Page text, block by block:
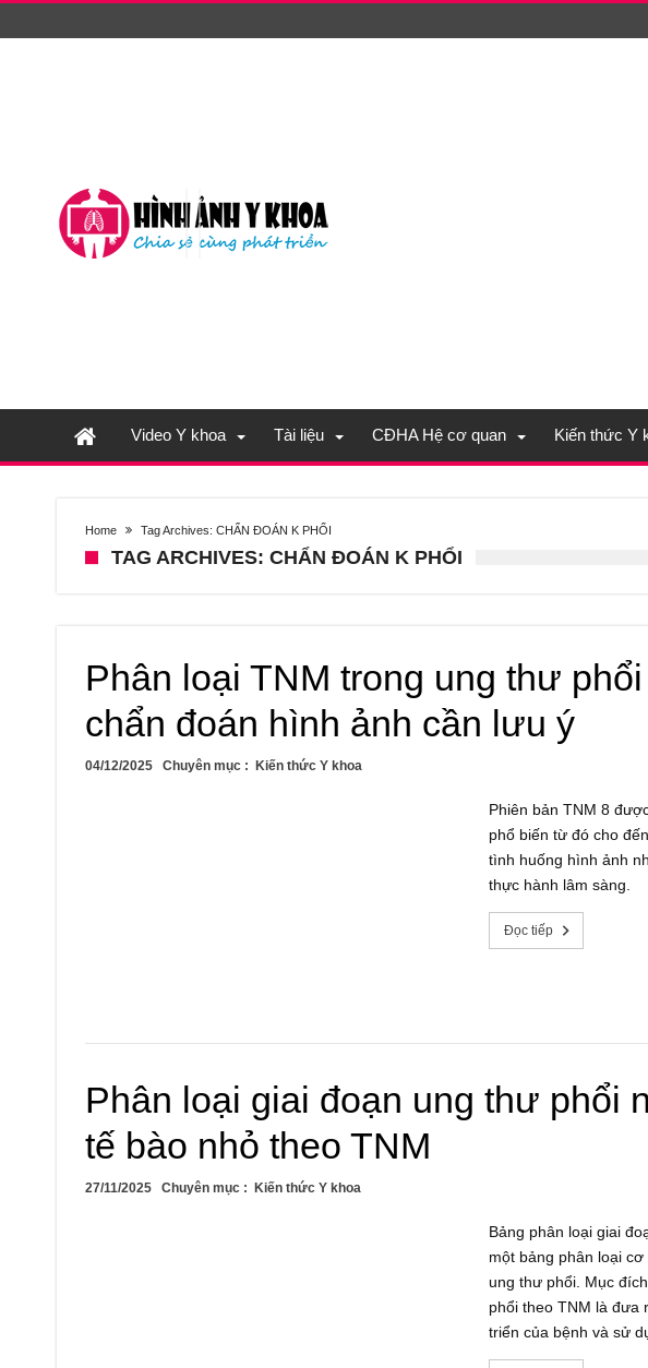
Video Y khoa Tài liệu CĐHA Hệ cơ quan Kiến thức Y
Home Tag Archives: CHẨN ĐOÁN K PHỔI
TAG ARCHIVES: CHẨN ĐOÁN K PHỔI
Phân loại TNM trong ung thư
chẩn đoán hình ảnh cần lưu ý
04/12/2025 Chuyên mục : Kiến thức Y khoa
Phiên bản TNM 8
phổ biến từ đó cho
tình huống hình ảnh
thực hành lâm sàng.
Đọc tiếp
Phân loại giai đoạn ung thư phổi
tế bào nhỏ theo TNM
27/11/2025 Chuyên mục : Kiến thức Y khoa
Bảng phân loại giai
một bảng phân loại
ung thư phổi. Mục
phổi theo TNM là đưa
triển của bệnh và sử